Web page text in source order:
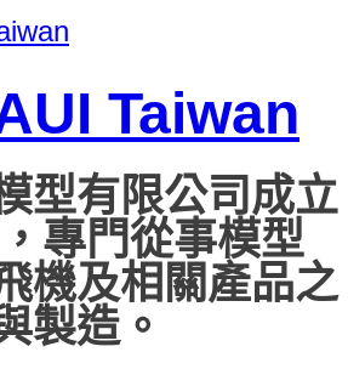
Taiwan
型有限公司成立
專門從事模型
機及相關產品之
製造。